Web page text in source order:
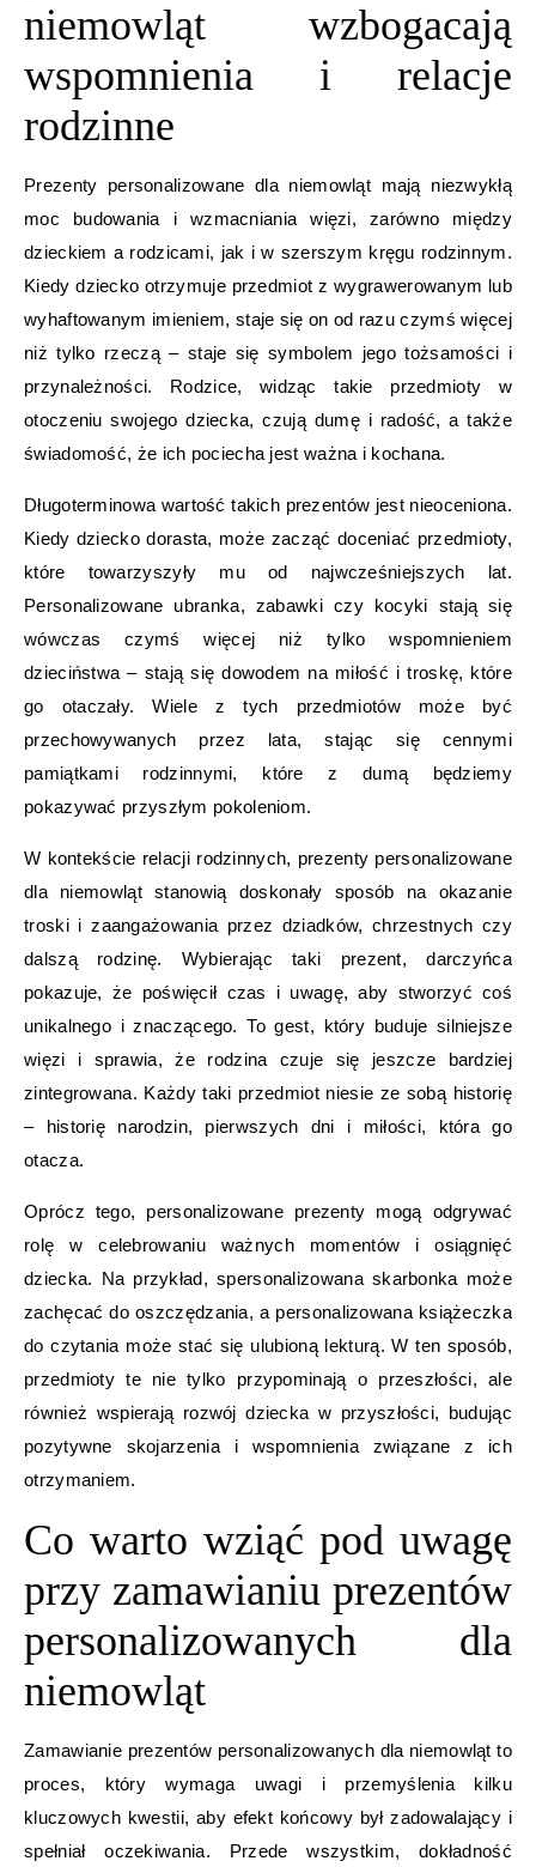
niemowląt wzbogacają
wspomnienia i relacje
rodzinne
Prezenty personalizowane dla niemowląt mają niezwykłą
moc budowania i wzmacniania więzi, zarówno między
dzieckiem a rodzicami, jak i w szerszym kręgu rodzinnym.
Kiedy dziecko otrzymuje przedmiot z wygrawerowanym lub
wyhaftowanym imieniem, staje się on od razu czymś więcej
niż tylko rzeczą – staje się symbolem jego tożsamości i
przynależności. Rodzice, widząc takie przedmioty w
otoczeniu swojego dziecka, czują dumę i radość, a także
świadomość, że ich pociecha jest ważna i kochana.
Długoterminowa wartość takich prezentów jest nieoceniona.
Kiedy dziecko dorasta, może zacząć doceniać przedmioty,
które towarzyszyły mu od najwcześniejszych lat.
Personalizowane ubranka, zabawki czy kocyki stają się
wówczas czymś więcej niż tylko wspomnieniem
dzieciństwa – stają się dowodem na miłość i troskę, które
go otaczały. Wiele z tych przedmiotów może być
przechowywanych przez lata, stając się cennymi
pamiątkami rodzinnymi, które z dumą będziemy
pokazywać przyszłym pokoleniom.
W kontekście relacji rodzinnych, prezenty personalizowane
dla niemowląt stanowią doskonały sposób na okazanie
troski i zaangażowania przez dziadków, chrzestnych czy
dalszą rodzinę. Wybierając taki prezent, darczyńca
pokazuje, że poświęcił czas i uwagę, aby stworzyć coś
unikalnego i znaczącego. To gest, który buduje silniejsze
więzi i sprawia, że rodzina czuje się jeszcze bardziej
zintegrowana. Każdy taki przedmiot niesie ze sobą historię
– historię narodzin, pierwszych dni i miłości, która go
otacza.
Oprócz tego, personalizowane prezenty mogą odgrywać
rolę w celebrowaniu ważnych momentów i osiągnięć
dziecka. Na przykład, spersonalizowana skarbonka może
zachęcać do oszczędzania, a personalizowana książeczka
do czytania może stać się ulubioną lekturą. W ten sposób,
przedmioty te nie tylko przypominają o przeszłości, ale
również wspierają rozwój dziecka w przyszłości, budując
pozytywne skojarzenia i wspomnienia związane z ich
otrzymaniem.
Co warto wziąć pod uwagę
przy zamawianiu prezentów
personalizowanych dla
niemowląt
Zamawianie prezentów personalizowanych dla niemowląt to
proces, który wymaga uwagi i przemyślenia kilku
kluczowych kwestii, aby efekt końcowy był zadowalający i
spełniał oczekiwania. Przede wszystkim, dokładność